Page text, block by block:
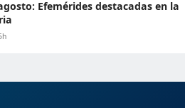
Efemérides destacadas en la